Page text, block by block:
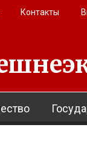
Контакты